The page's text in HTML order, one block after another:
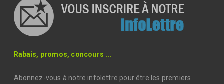
Rabais, promos, concours ...
Abonnez-vous à notre infolettre pour être les premiers